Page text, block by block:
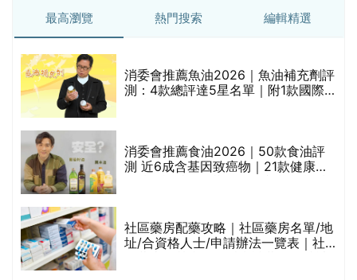
最高瀏覽 熱門搜索 編輯精選
消委會推薦魚油2026｜魚油補充劑評
測：4款總評達5星名單｜附1款國際
消委會推薦食油2026｜50款食油評
測 近6成含基因致癌物｜21款健康煮
社區藥房配藥攻略｜社區藥房名單/地
址/合資格人士/申請辦法一覽表｜社